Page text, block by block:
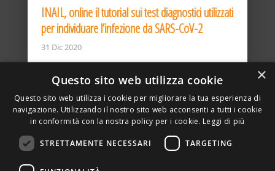
INAIL, online il tutorial sui test diagnostici utilizzati
per individuare l’infezione da SARS-CoV-2
31 Dic 2020
×
Questo sito web utilizza cookie
Questo sito web utilizza i cookie per migliorare la tua esperienza di
navigazione. Utilizzando il nostro sito web acconsenti a tutti i cookie
in conformità con la nostra policy per i cookie. Leggi di più
STRETTAMENTE NECESSARI TARGETING